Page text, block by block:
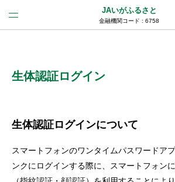
JAいがふるさと
金融機関コード : 6758
(法人JAネットバンク)
生体認証ログイン
生体認証ログインについて
スマートフォンのワンタイムパスワードア
ンクにログインする際に、スマートフォン